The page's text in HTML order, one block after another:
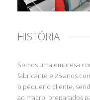
HISTÓRIA
Somos uma empresa
fabricante e 25 anos
o pequeno cliente,
ao macro, preparados